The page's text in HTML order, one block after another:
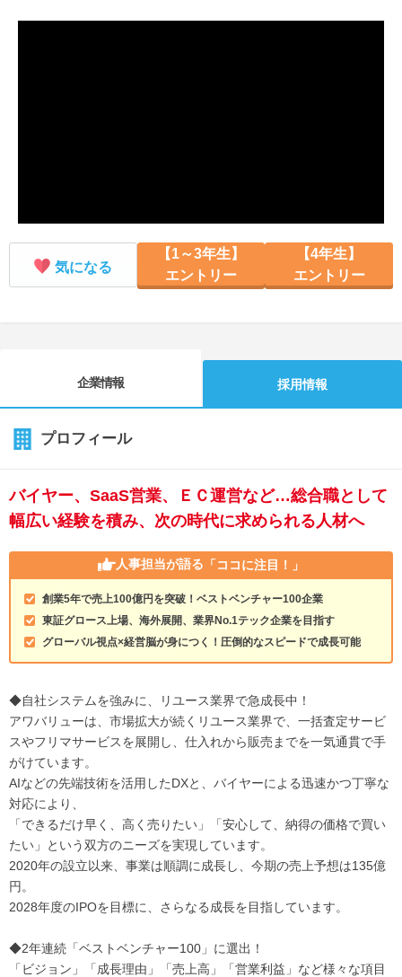
気になる
【1～3年生】
エントリー
【4年生】
エントリー
企業情報 採用情報
プロフィール
バイヤー、SaaS営業、ＥＣ運営など…総合職として
幅広い経験を積み、次の時代に求められる人材へ
人事担当が語る 「ココに注目！」
創業5年で売上100億円を突破！ベストベンチャー100企業
東証グロース上場、海外展開、業界No.1テック企業を目指す
グローバル視点×経営脳が身につく！圧倒的なスピードで成長可能
◆自社システムを強みに、リユース業界で急成長中！
アワバリューは、市場拡大が続くリユース業界で、一括査定サービ
スやフリマサービスを展開し、仕入れから販売までを一気通貫で手
がけています。
AIなどの先端技術を活用したDXと、バイヤーによる迅速かつ丁寧な
対応により、
「できるだけ早く、高く売りたい」「安心して、納得の価格で買い
たい」という双方のニーズを実現しています。
2020年の設立以来、事業は順調に成長し、今期の売上予想は135億
円。
2028年度のIPOを目標に、さらなる成長を目指しています。
◆2年連続「ベストベンチャー100」に選出！
「ビジョン」「成長理由」「売上高」「営業利益」など様々な項目